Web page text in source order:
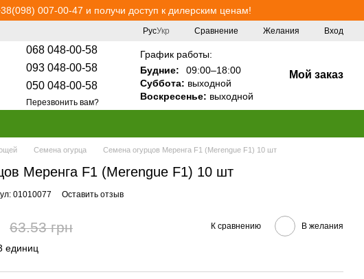
007-00-47 и получи доступ к дилерским ценам!
РусУкр Сравнение Желания Вход
068 048-00-58
093 048-00-58
050 048-00-58
Перезвонить вам?
График работы:
Будние:
09:00–18:00
Суббота: выходной
Воскресенье: выходной
Мой заказ
Cемена огурца Семена огурцов Меренга F1 (Merengue F1) 10 шт
Меренга F1 (Merengue F1) 10 шт
01010077 Оставить отзыв
63.53 грн К сравнению В желания
единиц